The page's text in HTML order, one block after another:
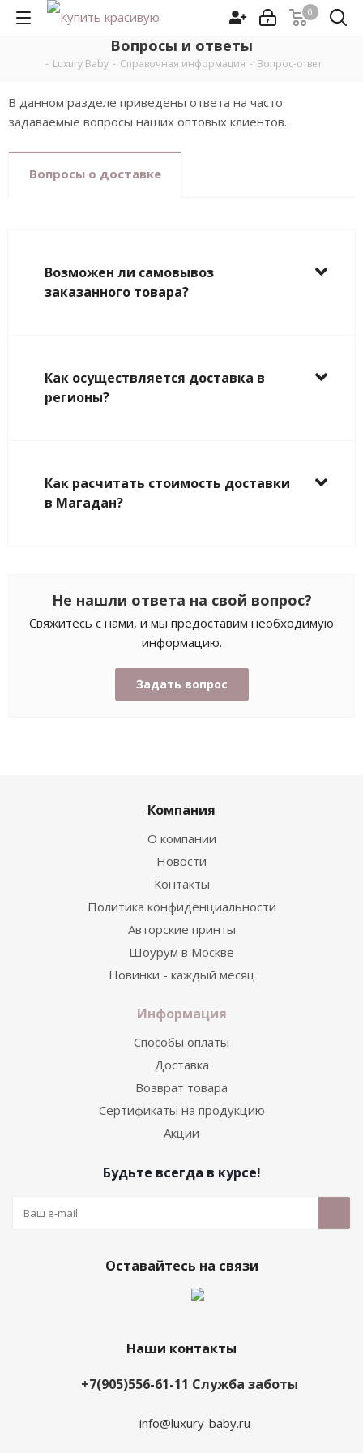
0
Вопросы и ответы
- Luxury Baby - Справочная информация - Вопрос-ответ
В данном разделе приведены ответа на часто
задаваемые вопросы наших оптовых клиентов.
Вопросы о доставке
Возможен ли самовывоз
заказанного товара?
Как осуществляется доставка в
регионы?
Как расчитать стоимость доставки
в Магадан?
Не нашли ответа на свой вопрос?
Свяжитесь с нами, и мы предоставим необходимую
информацию.
Задать вопрос
Компания
О компании
Новости
Контакты
Политика конфиденциальности
Авторские принты
Шоурум в Москве
Новинки - каждый месяц
Информация
Способы оплаты
Доставка
Возврат товара
Сертификаты на продукцию
Акции
Будьте всегда в курсе!
Оставайтесь на связи
Наши контакты
+7(905)556-61-11 Служба заботы
info@luxury-baby.ru